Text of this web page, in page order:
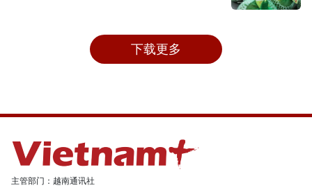
下载更多
主管部门：越南通讯社